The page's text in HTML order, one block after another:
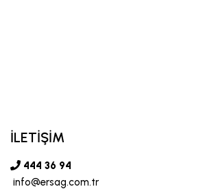
İLETİŞİM
444 36 94
info@ersag.com.tr